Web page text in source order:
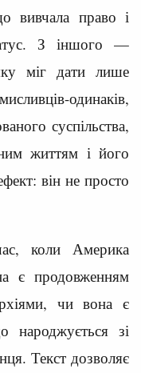
вивчала право і
З іншого —
міг дати лише
одинаків,
суспільства,
життям і його
він не просто
коли Америка
є продовженням
чи вона є
зі
Текст дозволяє